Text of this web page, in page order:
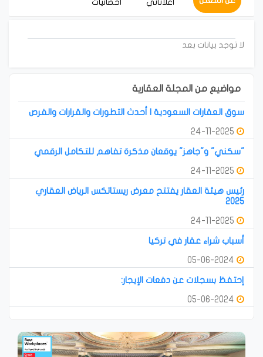
أعلاناتي احصائيات
لا توجد بيانات بعد
مواضيع من المجلة العقارية
سوق العقارات السعودية | أحدث التطورات والقرارات والفرص
"سكني" و"جاهز" يوقعان مذكرة تفاهم للتكامل الرقمي
رئيس هيئة العقار يفتتح معرض ريستاتكس الرياض العقاري
2025
أسباب شراء عقار في تركيا
إحتفظ بسجلات عن دفعات الإيجار: